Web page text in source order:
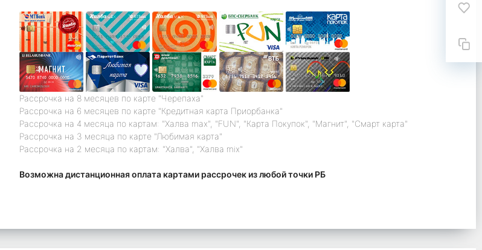
Рассрочка на 8 месяцев по карте "Черепаха"
Рассрочка на 6 месяцев по карте "Кредитная карта Приорбанка"
Рассрочка на 4 месяца по картам: "Халва max", "FUN", "Карта Покупок", "Магнит", "Смарт карта"
Рассрочка на 3 месяца по карте "Любимая карта"
Рассрочка на 2 месяца по картам: "Халва", "Халва mix"
Возможна дистанционная оплата картами рассрочек из любой точки РБ